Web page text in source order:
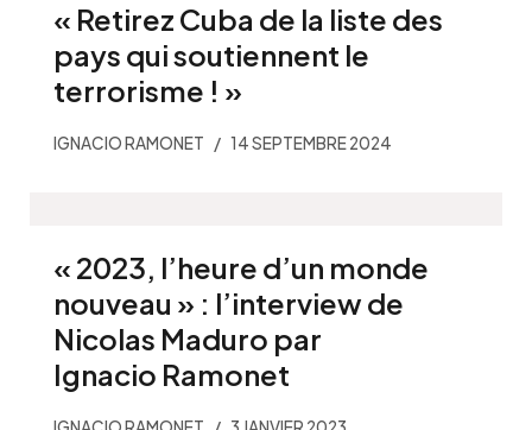
« Retirez Cuba de la liste des
pays qui soutiennent le
terrorisme ! »
IGNACIO RAMONET 14 SEPTEMBRE 2024
« 2023, l’heure d’un monde
nouveau » : l’interview de
Nicolas Maduro par
Ignacio Ramonet